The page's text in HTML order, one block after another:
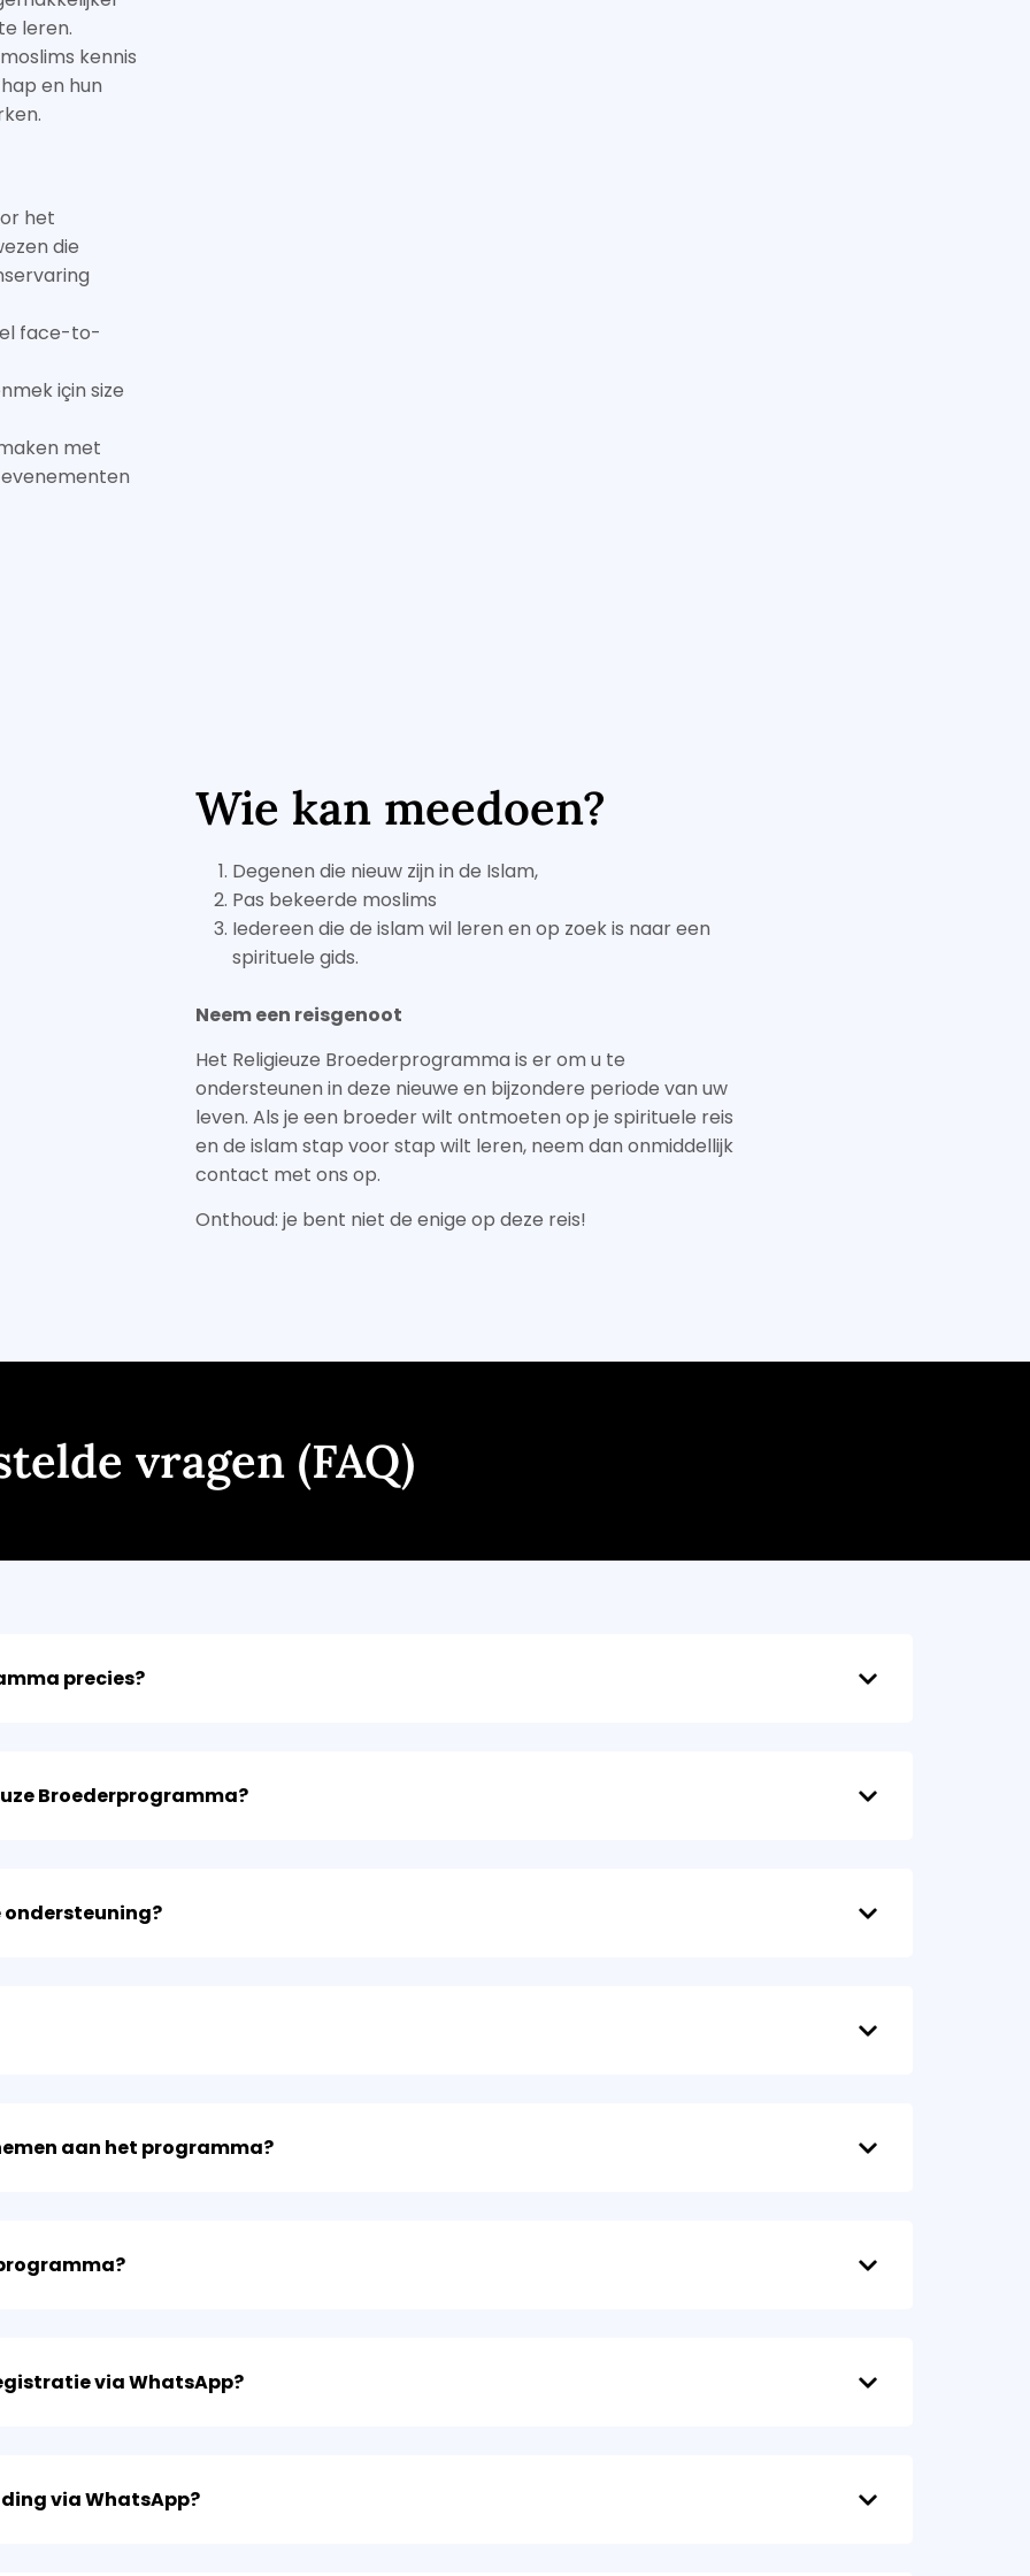
leren.
kennis
en hun
het
die
face-to-
için size
met
Wie kan meedoen?
Degenen die nieuw zijn in de Islam,
Pas bekeerde moslims
Iedereen die de islam wil leren en op zoek is naar een
spirituele gids.
Neem een ​​reisgenoot
Het Religieuze Broederprogramma is er om u te
ondersteunen in deze nieuwe en bijzondere periode van uw
leven. Als je een broeder wilt ontmoeten op je spirituele reis
en de islam stap voor stap wilt leren, neem dan onmiddellijk
contact met ons op.
Onthoud: je bent niet de enige op deze reis!
vragen (FAQ)
precies?
Broederprogramma?
ondersteuning?
aan het programma?
via WhatsApp?
via WhatsApp?